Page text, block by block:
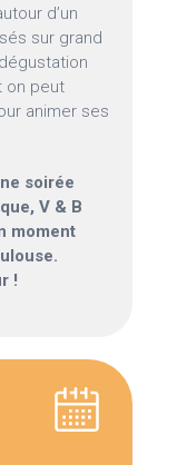
d’un
sur grand
on peut
animer ses
soirée
V & B
moment
!